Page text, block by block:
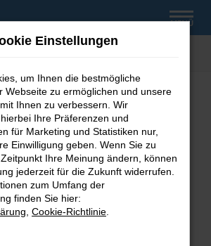
MENÜ
Error
Fehler aufgetreten.
Tipps, die dir helfen können:
Firewall und deine
Webseiten, zum Beispiel deine
Einstellungen
um Ihnen die bestmögliche
Webseite zu ermöglichen und unsere
Ihnen zu verbessern. Wir
Ihre Präferenzen und
für Marketing und Statistiken nur,
Einwilligung geben. Wenn Sie zu
Ihre Meinung ändern, können
jederzeit für die Zukunft widerrufen.
zum Umfang der
finden Sie hier:
Cookie-Richtlinie